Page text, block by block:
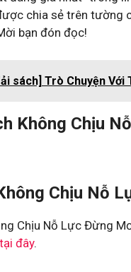
chia sẻ trên tường
bạn đón đọc!
sách] Trò Chuyện Với
Không Chịu
Chịu Nỗ
Chịu Nỗ Lực Đừng
tại đây.